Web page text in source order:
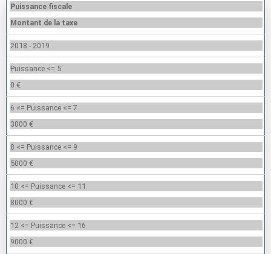
Puissance fiscale
Montant de la taxe
2018 - 2019
Puissance <= 5
0 €
6 <= Puissance <= 7
3000 €
8 <= Puissance <= 9
5000 €
10 <= Puissance <= 11
8000 €
12 <= Puissance <= 16
9000 €